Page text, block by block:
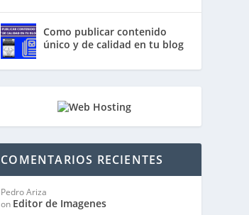
Como publicar contenido
único y de calidad en tu blog
COMENTARIOS RECIENTES
Pedro Ariza
on Editor de Imagenes